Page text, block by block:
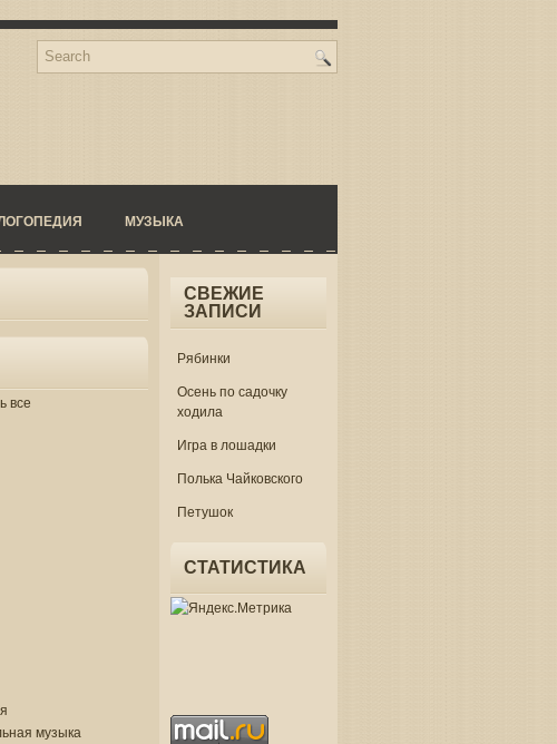
МУЗЫКА
все
музыка
СВЕЖИЕ
ЗАПИСИ
Рябинки
Осень по садочку
ходила
Игра в лошадки
Полька Чайковского
Петушок
СТАТИСТИКА